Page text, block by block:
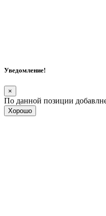
Уведомление!
×
По данной позиции
Хорошо